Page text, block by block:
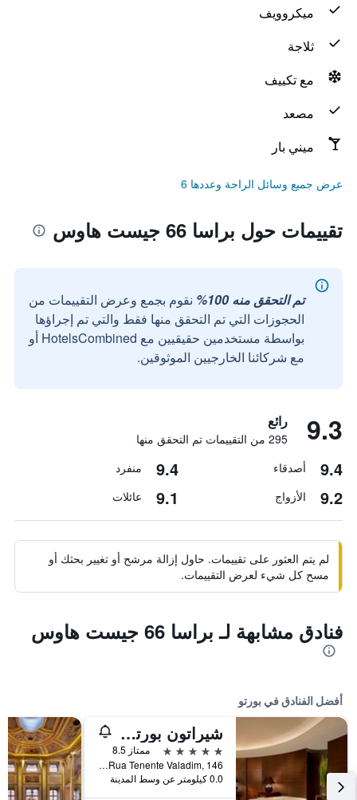
ميكروويف
ثلاجة
مع تكييف
مصعد
ميني بار
عرض جميع وسائل الراحة وعددها 6
تقييمات حول براسا 66 جيست هاوس
تم التحقق منه 100%
نقوم بجمع وعرض التقييمات من
الحجوزات التي تم التحقق منها فقط والتي تم إجراؤها
بواسطة مستخدمين حقيقيين مع HotelsCombined أو
مع شركائنا الخارجيين الموثوقين.
9.3 رائع
295 من التقييمات تم التحقق منها
9.4 أصدقاء 9.4 منفرد
9.2 الأزواج 9.1 عائلات
لم يتم العثور على تقييمات. حاول إزالة مرشح أو تغيير بحثك أو
مسح كل شيء لعرض التقييمات.
فنادق مشابهة لـ براسا 66 جيست هاوس
أفضل الفنادق في بورتو
شيراتون بورتو هوتل آند سبا
5 نجوم
ممتاز 8.5
Rua Tenente Valadim, 146, بورتو, محافظة بورتو, البرتغال
0.0 كيلومتر عن وسط المدينة